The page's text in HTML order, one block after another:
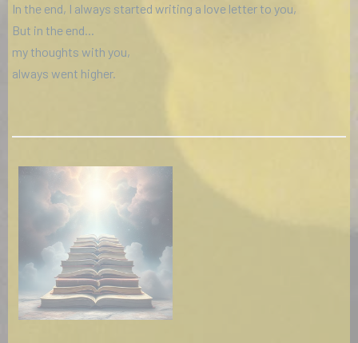
In the end, I always started writing a love letter to you,
But in the end...
my thoughts with you,
always went higher.